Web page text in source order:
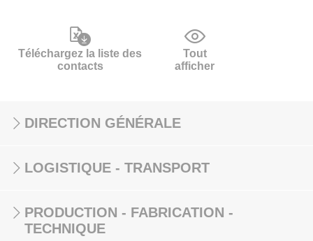
Téléchargez la liste des
contacts
Tout
afficher
DIRECTION GÉNÉRALE
LOGISTIQUE - TRANSPORT
PRODUCTION - FABRICATION -
TECHNIQUE